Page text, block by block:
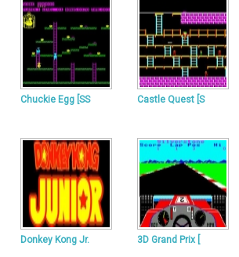
Chuckie Egg [SS Castle Quest [S
Donkey Kong Jr. 3D Grand Prix [